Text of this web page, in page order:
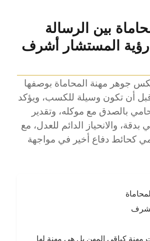
بين الرسالة
رؤية المستشار أشرف
جوهر مهنة المحاماة بوصفها
قبل أن تكون وسيلة للكسب، ويؤكد
بالصدق مع موكله، وتقدير
بدقة، والانحياز الدائم للعدل، مع
كحائط دفاع أخير في مواجهة
مهنة كباقي المهن بل هي مهنة لها